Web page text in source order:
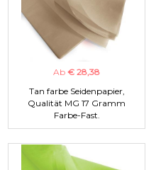
Ab € 28,38
Tan farbe Seidenpapier,
Qualität MG 17 Gramm
Farbe-Fast.